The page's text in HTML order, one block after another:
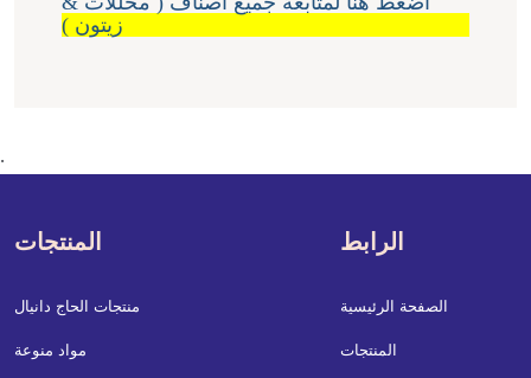
زيتون )
.
المنتجات
منتجات الحاج دانيال
مواد منوعة
الرابط
الصفحة الرئيسية
المنتجات